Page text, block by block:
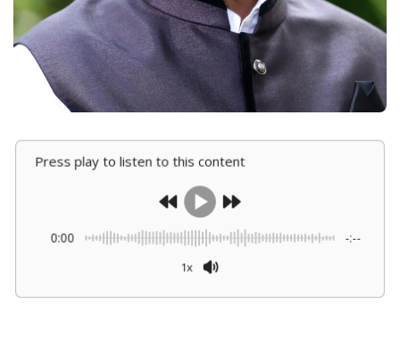
Press play to listen to this content
0:00 -:--
1x